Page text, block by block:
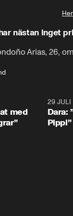
nästan inget
Arias, 26,
med
29 JULI
Dara:
Pippi”